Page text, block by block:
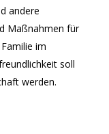
andere
Maßnahmen für
im
soll
werden.